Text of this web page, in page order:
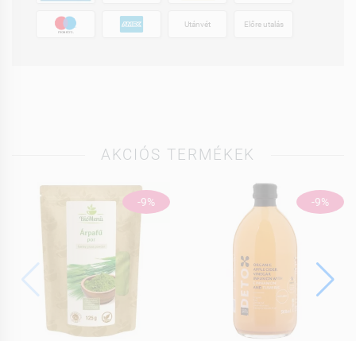
Utánvét Előre utalás
AKCIÓS TERMÉKEK
-9% -9%